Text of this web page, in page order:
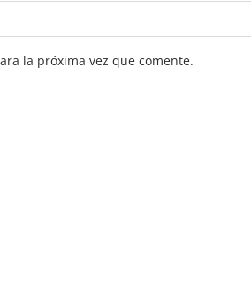
la próxima vez que comente.